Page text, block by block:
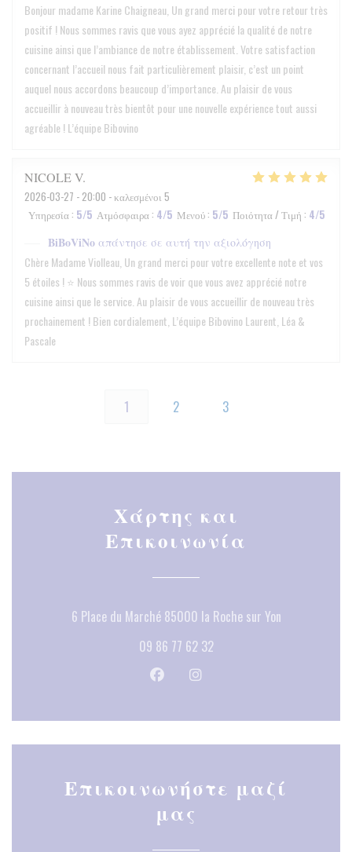
Bonjour madame Karine Chaigneau, Un grand merci pour votre retour très
positif ! Nous sommes ravis que vous ayez apprécié la qualité de notre
cuisine ainsi que l’ambiance de notre établissement. Votre satisfaction
concernant l’accueil nous fait particulièrement plaisir, c’est un point
auquel nous accordons beaucoup d’importance. Au plaisir de vous
accueillir à nouveau très bientôt pour une nouvelle expérience tout aussi
agréable ! L’équipe Bibovino
NICOLEV
2026-03-27 - 20:00 - καλεσμένοι 5
Υπηρεσία : 5/5 Ατμόσφαιρα : 4/5 Μενού : 5/5 Ποιότητα / Τιμή : 4/5
BiBoViNo απάντησε σε αυτή την αξιολόγηση
Chère Madame Violleau, Un grand merci pour votre excellente note et vos
5 étoiles ! ⭐️ Nous sommes ravis de voir que vous avez apprécié notre
cuisine ainsi que le service. Au plaisir de vous accueillir de nouveau très
prochainement ! Bien cordialement, L’équipe Bibovino Laurent, Léa &
Pascale
1 2 3
Χάρτης και
Επικοινωνία
6 Place du Marché 85000 la Roche sur Yon((ανοίγει σε
09 86 77 62 32
Facebook ((ανοίγει σε νέο
Instagram ((ανοίγει σε νέο
Επικοινωνήστε μαζί
μας